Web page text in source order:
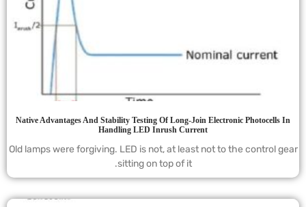
Native Advantages And Stability Testing Of Long-Join Electronic Photocells In
Handling LED Inrush Current
Old lamps were forgiving. LED is not, at least not to the control gear
sitting on top of it.